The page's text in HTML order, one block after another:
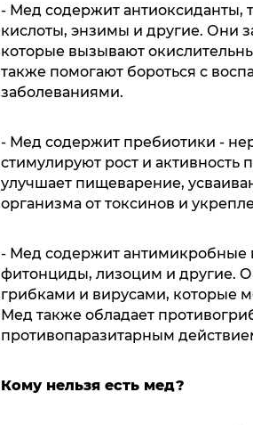
- Мед содержит антиоксиданты,
кислоты, энзимы и другие. Они
которые вызывают
также помогают бороться с
заболеваниями.
- Мед содержит пребиотики -
стимулируют рост и
улучшает пищеварение,
организма от токсинов и
- Мед содержит антимикробные
фитонциды, лизоцим и другие.
грибками и вирусами, которые
Мед также обладает
противопаразитарным
Кому нельзя есть мед?